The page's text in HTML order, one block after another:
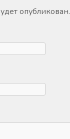
опубликован.